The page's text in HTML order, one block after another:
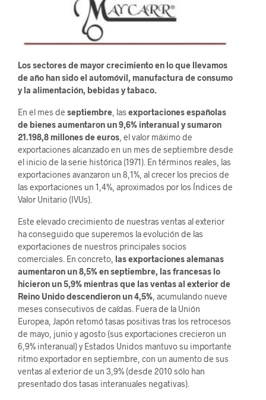
Los sectores de mayor crecimiento en lo que llevamos
de año han sido el automóvil, manufactura de consumo
y la alimentación, bebidas y tabaco.
En el mes de septiembre , las exportaciones españolas
de bienes aumentaron un 9,6% interanual y sumaron
21.198,8 millones de euros , el valor máximo de
exportaciones alcanzado en un mes de septiembre desde
el inicio de la serie histórica (1971). En términos reales, las
exportaciones avanzaron un 8,1%, al crecer los precios de
las exportaciones un 1,4%, aproximados por los Índices de
Valor Unitario (IVUs).
Este elevado crecimiento de nuestras ventas al exterior
ha conseguido que superemos la evolución de las
exportaciones de nuestros principales socios
comerciales. En concreto, las exportaciones alemanas
aumentaron un 8,5% en septiembre, las francesas lo
hicieron un 5,9% mientras que las ventas al exterior de
Reino Unido descendieron un 4,5% , acumulando nueve
meses consecutivos de caídas. Fuera de la Unión
Europea, Japón retomó tasas positivas tras los retrocesos
de mayo, junio y agosto (sus exportaciones crecieron un
6,9% interanual) y Estados Unidos mantuvo su importante
ritmo exportador en septiembre, con un aumento de sus
ventas al exterior de un 3,9% (desde 2010 sólo han
presentado dos tasas interanuales negativas).